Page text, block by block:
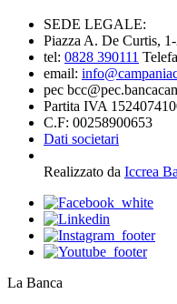
SEDE LEGALE:
Piazza A. De Curtis,
tel: 0828 390111
email:
pec
Partita IVA
C.F: 00258900653
Dati societari
Realizzato da Iccrea
La Banca